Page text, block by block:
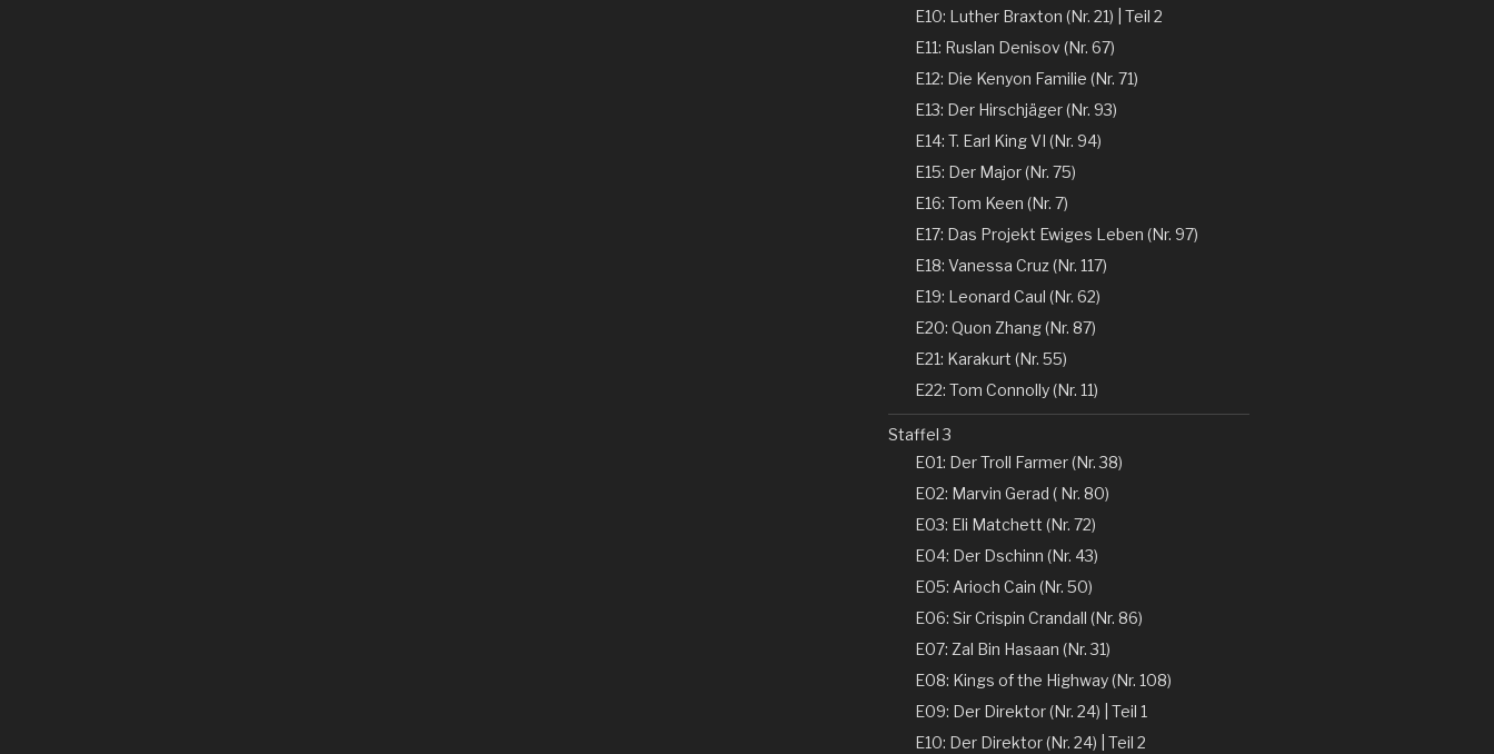
E10: Luther Braxton (Nr. 21) | Teil 2
E11: Ruslan Denisov (Nr. 67)
E12: Die Kenyon Familie (Nr. 71)
E13: Der Hirschjäger (Nr. 93)
E14: T. Earl King VI (Nr. 94)
E15: Der Major (Nr. 75)
E16: Tom Keen (Nr. 7)
E17: Das Projekt Ewiges Leben (Nr. 97)
E18: Vanessa Cruz (Nr. 117)
E19: Leonard Caul (Nr. 62)
E20: Quon Zhang (Nr. 87)
E21: Karakurt (Nr. 55)
E22: Tom Connolly (Nr. 11)
Staffel 3
E01: Der Troll Farmer (Nr. 38)
E02: Marvin Gerad ( Nr. 80)
E03: Eli Matchett (Nr. 72)
E04: Der Dschinn (Nr. 43)
E05: Arioch Cain (Nr. 50)
E06: Sir Crispin Crandall (Nr. 86)
E07: Zal Bin Hasaan (Nr. 31)
E08: Kings of the Highway (Nr. 108)
E09: Der Direktor (Nr. 24) | Teil 1
E10: Der Direktor (Nr. 24) | Teil 2